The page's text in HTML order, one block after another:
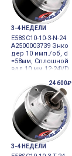
3-4 НЕДЕЛИ
E58SC10-10-3-N-24
A2500003739 Энко
дер 10 имп./об, d
=58мм, Сплошной
вал 10 мм 12-24VD
24 600₽
3-4 НЕДЕЛИ